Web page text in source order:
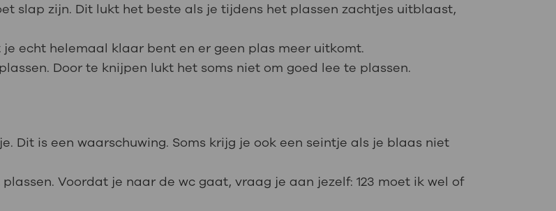
slap zijn. Dit lukt het beste als je tijdens het plassen zachtjes uitblaast,
echt helemaal klaar bent en er geen plas meer uitkomt.
Door te knijpen lukt het soms niet om goed lee te plassen.
Dit is een waarschuwing. Soms krijg je ook een seintje als je blaas niet
Voordat je naar de wc gaat, vraag je aan jezelf: 1­2­3 moet ik wel of